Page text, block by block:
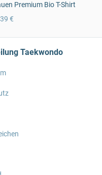
Premium Bio T-Shirt
€
Taekwondo